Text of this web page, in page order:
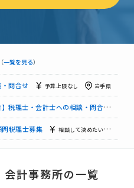
（一覧を見る）
ebay輸出 税理士募集 15万円まで
計士への相談・問合せ
問合せ 予算上限なし 岩手県
税理士・会計士への相談・問合せ
問税理士募集 相談して決めたい
問合せ
問税理士の見積り相談 相談して決めたい
計事務所の一覧